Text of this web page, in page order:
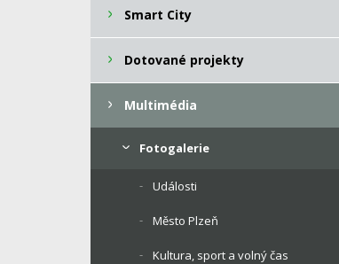
Smart City
Dotované projekty
Multimédia
Fotogalerie
Události
Město Plzeň
Kultura, sport a volný čas